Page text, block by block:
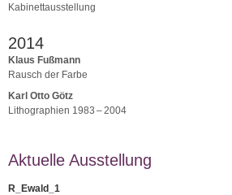
Kabinettausstellung
2014
Klaus Fußmann
Rausch der Farbe
Karl Otto Götz
Lithographien 1983 – 2004
Aktuelle Ausstellung
R_Ewald_1